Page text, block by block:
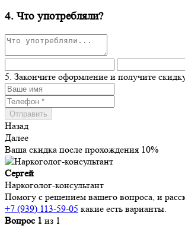
4. Что употребляли?
5. Закончите оформление и получите
Назад
Далее
Ваша скидка после прохождения 10%
Сергей
Наркоголог-консультант
Помогу с решением вашего вопроса, и
+7 (939) 113-59-05 какие есть варианты.
Вопрос 1 из 1